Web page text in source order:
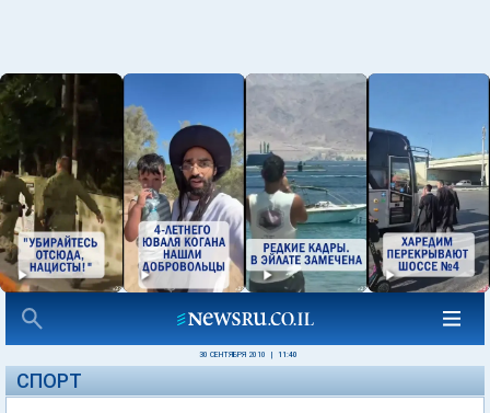
30 СЕНТЯБРЯ 2010 11:40
СПОРТ